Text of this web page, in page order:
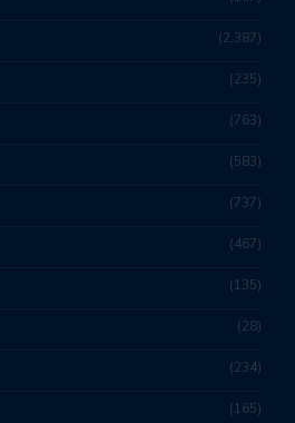
2,387
235
763
583
737
467
135
28
234
165